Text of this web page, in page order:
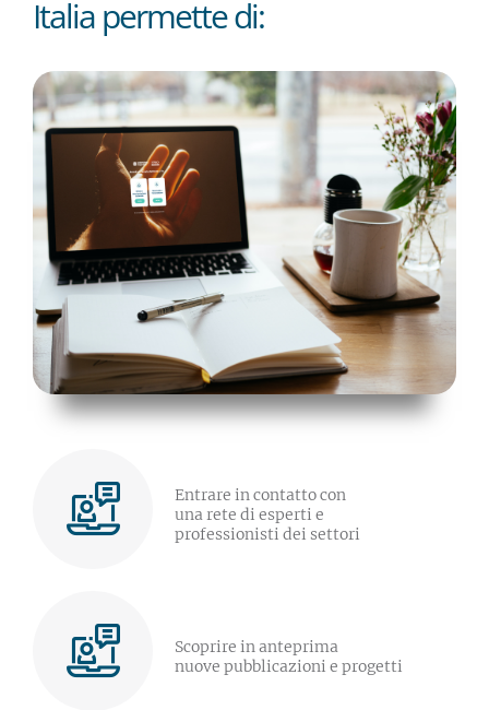
Italia permette di:
Entrare in contatto con
una rete di esperti e
professionisti dei settori
Scoprire in anteprima
nuove pubblicazioni e progetti